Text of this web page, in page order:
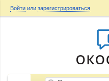
Войти или зарегистрироваться